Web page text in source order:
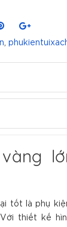
tốt là phụ
thiết kế